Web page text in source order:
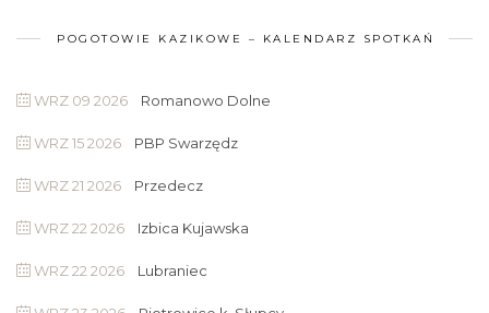
POGOTOWIE KAZIKOWE – KALENDARZ SPOTKAŃ
WRZ 09 2026 Romanowo Dolne
WRZ 15 2026 PBP Swarzędz
WRZ 21 2026 Przedecz
WRZ 22 2026 Izbica Kujawska
WRZ 22 2026 Lubraniec